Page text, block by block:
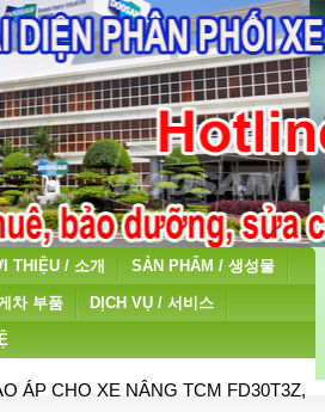
THIỆU / 소개 SẢN PHẨM / 생성물
차 부품 DỊCH VỤ / 서비스
ÁP CHO XE NÂNG TCM FD30T3Z,